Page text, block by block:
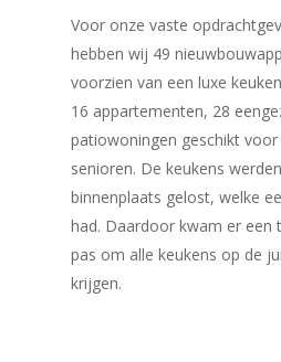
Voor onze vaste
hebben wij 49
voorzien van een luxe
16 appartementen, 28
patiowoningen geschikt
senioren. De keukens
binnenplaats gelost, welke
had. Daardoor kwam er een
pas om alle keukens op de
krijgen.